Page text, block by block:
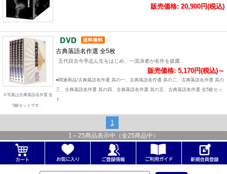
販売価格: 20,900円(税込)
※写真は古典落語名作選 全
5枚セットです。
古典落語名作選 全5枚
五代目古今亭志ん生をはじめ、一流演者が名作を披露..
販売価格: 5,170円(税込)～
●関連商品/古典落語名作選 其の一、古典落語名作選 其の二、古典落語名作選 其の
三、古典落語名作選 其の四、古典落語名作選 其の五、古典落語名作選 全5枚セッ
ト
1
1 ～ 25商品表示中（全25商品中）